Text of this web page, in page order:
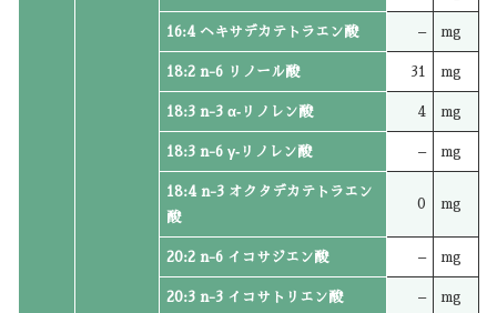
16:4 ヘキサデカテトラエン酸 – mg
18:2 n-6 リノール酸 31 mg
18:3 n-3 α‐リノレン酸 4 mg
18:3 n-6 γ‐リノレン酸 – mg
18:4 n-3 オクタデカテトラエン
酸
0 mg
20:2 n-6 イコサジエン酸 – mg
20:3 n-3 イコサトリエン酸 – mg